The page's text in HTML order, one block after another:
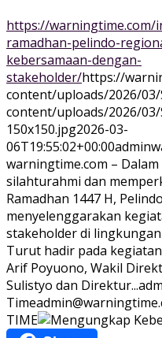
https://warningtime.com/
ramadhan-pelindo-
kebersamaan-dengan-
stakeholder/https://
content/uploads/2026/03/
content/uploads/2026/03/
150x150.jpg2026-03-
06T19:55:02+00:00
warningtime.com –
silahturahmi dan
Ramadhan 1447 H,
menyelenggarakan
stakeholder di
Turut hadir pada
Arif Poyuono, Wakil
Sulistyo dan Direktur...
Time
TIME